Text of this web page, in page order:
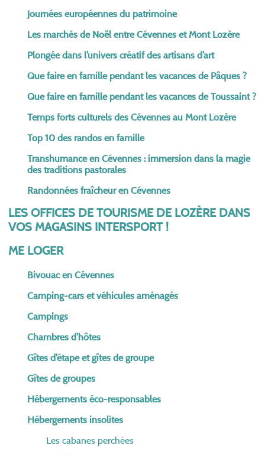
Journées européennes du patrimoine
Les marchés de Noël entre Cévennes et Mont Lozère
Plongée dans l’univers créatif des artisans d’art
Que faire en famille pendant les vacances de Pâques ?
Que faire en famille pendant les vacances de Toussaint ?
Temps forts culturels des Cévennes au Mont Lozère
Top 10 des randos en famille
Transhumance en Cévennes : immersion dans la magie
des traditions pastorales
Randonnées fraîcheur en Cévennes
LES OFFICES DE TOURISME DE LOZÈRE DANS
VOS MAGASINS INTERSPORT !
ME LOGER
Bivouac en Cévennes
Camping-cars et véhicules aménagés
Campings
Chambres d’hôtes
Gîtes d’étape et gîtes de groupe
Gîtes de groupes
Hébergements éco-responsables
Hébergements insolites
Les cabanes perchées